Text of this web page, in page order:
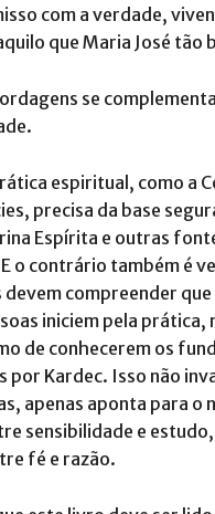
com a verdade,
que Maria José tão
se
espiritual, como a
precisa da base
Espírita e outras
o contrário também é
compreender que
iniciem pela prática,
de conhecerem os
por Kardec. Isso não
apenas aponta para o
sensibilidade e
fé e razão.